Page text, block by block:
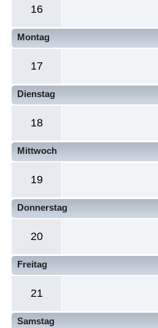
16
Montag
17
Dienstag
18
Mittwoch
19
Donnerstag
20
Freitag
21
Samstag